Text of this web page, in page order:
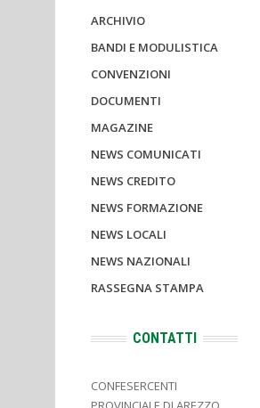
ARCHIVIO
BANDI E MODULISTICA
CONVENZIONI
DOCUMENTI
MAGAZINE
NEWS COMUNICATI
NEWS CREDITO
NEWS FORMAZIONE
NEWS LOCALI
NEWS NAZIONALI
RASSEGNA STAMPA
CONTATTI
CONFESERCENTI